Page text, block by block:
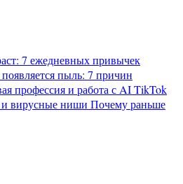
7 ежедневных привычек
пыль: 7 причин
профессия и работа с AITikTok
и вирусные ниши Почему раньше